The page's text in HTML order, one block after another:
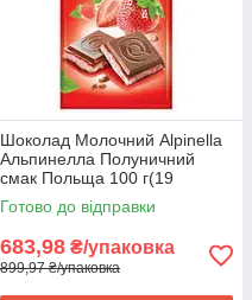
Шоколад Молочний Alpinella
Альпинелла Полуничний
смак Польща 100 г(19
шт/1уп)
Готово до відправки
683,98 ₴/упаковка
899,97 ₴/упаковка